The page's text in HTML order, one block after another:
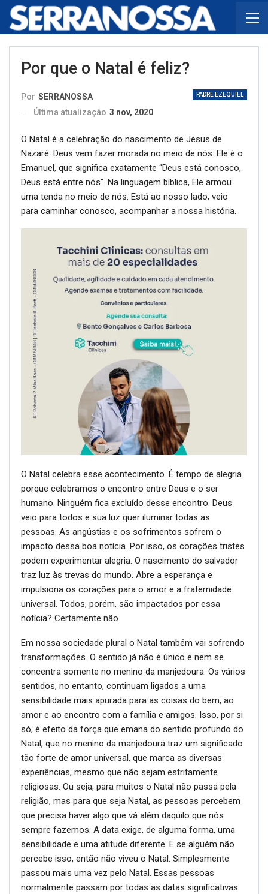
Por que o Natal é feliz?
PADRE EZEQUIEL
Por SERRANOSSA
Última atualização 3 nov, 2020
O Natal é a celebração do nascimento de Jesus de
Nazaré. Deus vem fazer morada no meio de nós. Ele é o
Emanuel, que significa exatamente “Deus está conosco,
Deus está entre nós”. Na linguagem bíblica, Ele armou
uma tenda no meio de nós. Está ao nosso lado, veio
para caminhar conosco, acompanhar a nossa história.
O Natal celebra esse acontecimento. É tempo de alegria
porque celebramos o encontro entre Deus e o ser
humano. Ninguém fica excluído desse encontro. Deus
veio para todos e sua luz quer iluminar todas as
pessoas. As angústias e os sofrimentos sofrem o
impacto dessa boa notícia. Por isso, os corações tristes
podem experimentar alegria. O nascimento do salvador
traz luz às trevas do mundo. Abre a esperança e
impulsiona os corações para o amor e a fraternidade
universal. Todos, porém, são impactados por essa
notícia? Certamente não.
Em nossa sociedade plural o Natal também vai sofrendo
transformações. O sentido já não é único e nem se
concentra somente no menino da manjedoura. Os vários
sentidos, no entanto, continuam ligados a uma
sensibilidade mais apurada para as coisas do bem, ao
amor e ao encontro com a família e amigos. Isso, por si
só, é efeito da força que emana do sentido profundo do
Natal, que no menino da manjedoura traz um significado
tão forte de amor universal, que marca as diversas
experiências, mesmo que não sejam estritamente
religiosas. Ou seja, para muitos o Natal não passa pela
religião, mas para que seja Natal, as pessoas percebem
que precisa haver algo que vá além daquilo que nós
sempre fazemos. A data exige, de alguma forma, uma
sensibilidade e uma atitude diferente. E se alguém não
percebe isso, então não viveu o Natal. Simplesmente
passou mais uma vez pelo Natal. Essas pessoas
normalmente passam por todas as datas significativas